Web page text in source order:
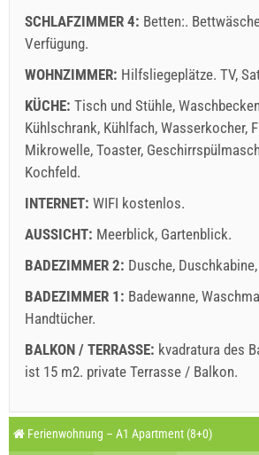
SCHLAFZIMMER 4: Betten:.
Verfügung.
WOHNZIMMER: Hilfsliegeplätze. TV,
KÜCHE: Tisch und Stühle, Waschbecken
Kühlschrank, Kühlfach, Wasserkocher,
Mikrowelle, Toaster,
Kochfeld.
INTERNET: WIFI kostenlos.
AUSSICHT: Meerblick, Gartenblick.
BADEZIMMER 2: Dusche, Duschkabine,
BADEZIMMER 1: Badewanne,
Handtücher.
BALKON / TERRASSE: kvadratura des
ist 15 m2. private Terrasse / Balkon.
A2 Apartment (8+2) : Prices 2026 EUR
Legende: Termine mit rotter Hintergrund
Felder mit Sternchen (*) markiert sind
Ferienwohnung – A1 Apartment (8+0)